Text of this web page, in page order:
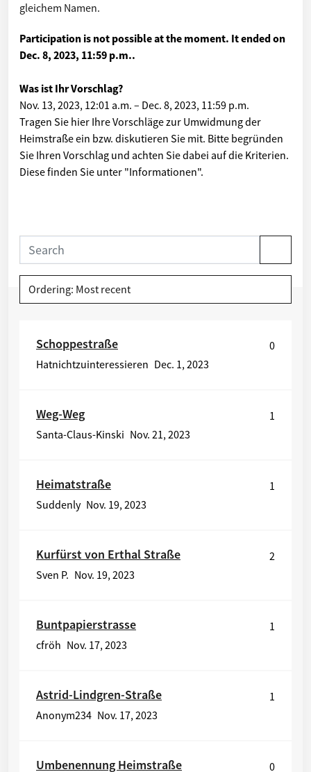
gleichem Namen.
Participation is not possible at the moment. It ended on
Dec. 8, 2023, 11:59 p.m..
Was ist Ihr Vorschlag?
Nov. 13, 2023, 12:01 a.m. – Dec. 8, 2023, 11:59 p.m.
Tragen Sie hier Ihre Vorschläge zur Umwidmung der
Heimstraße ein bzw. diskutieren Sie mit. Bitte begründen
Sie Ihren Vorschlag und achten Sie dabei auf die Kriterien.
Diese finden Sie unter "Informationen".
Ordering: Most recent
0
Schoppestraße
Hatnichtzuinteressieren Dec. 1, 2023
1
Weg-Weg
Santa-Claus-Kinski Nov. 21, 2023
1
Heimatstraße
Suddenly Nov. 19, 2023
2
Kurfürst von Erthal Straße
Sven P. Nov. 19, 2023
1
Buntpapierstrasse
cfröh Nov. 17, 2023
1
Astrid-Lindgren-Straße
Anonym234 Nov. 17, 2023
0
Umbenennung Heimstraße